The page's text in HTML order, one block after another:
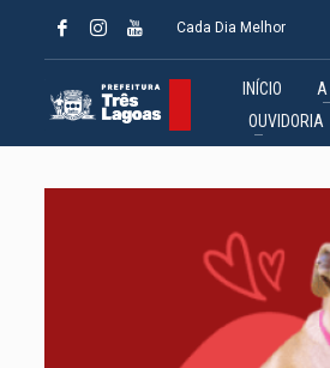
Cada Dia Melhor
INÍCIO A
OUVIDORIA